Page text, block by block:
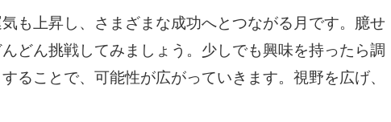
も上昇し、さまざまな成功へとつながる月です。臆せ
どん挑戦してみましょう。少しでも興味を持ったら調
ることで、可能性が広がっていきます。視野を広げ、